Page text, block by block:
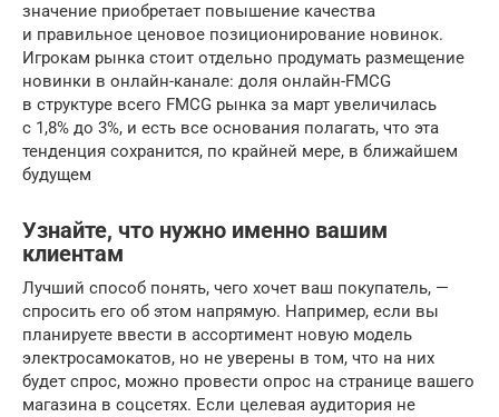
значение приобретает повышение качества
и правильное ценовое позиционирование новинок.
Игрокам рынка стоит отдельно продумать размещение
новинки в онлайн-канале: доля онлайн-FMCG
в структуре всего FMCG рынка за март увеличилась
с 1,8% до 3%, и есть все основания полагать, что эта
тенденция сохранится, по крайней мере, в ближайшем
будущем
Узнайте, что нужно именно вашим
клиентам
Лучший способ понять, чего хочет ваш покупатель, —
спросить его об этом напрямую. Например, если вы
планируете ввести в ассортимент новую модель
электросамокатов, но не уверены в том, что на них
будет спрос, можно провести опрос на странице вашего
магазина в соцсетях. Если целевая аудитория не